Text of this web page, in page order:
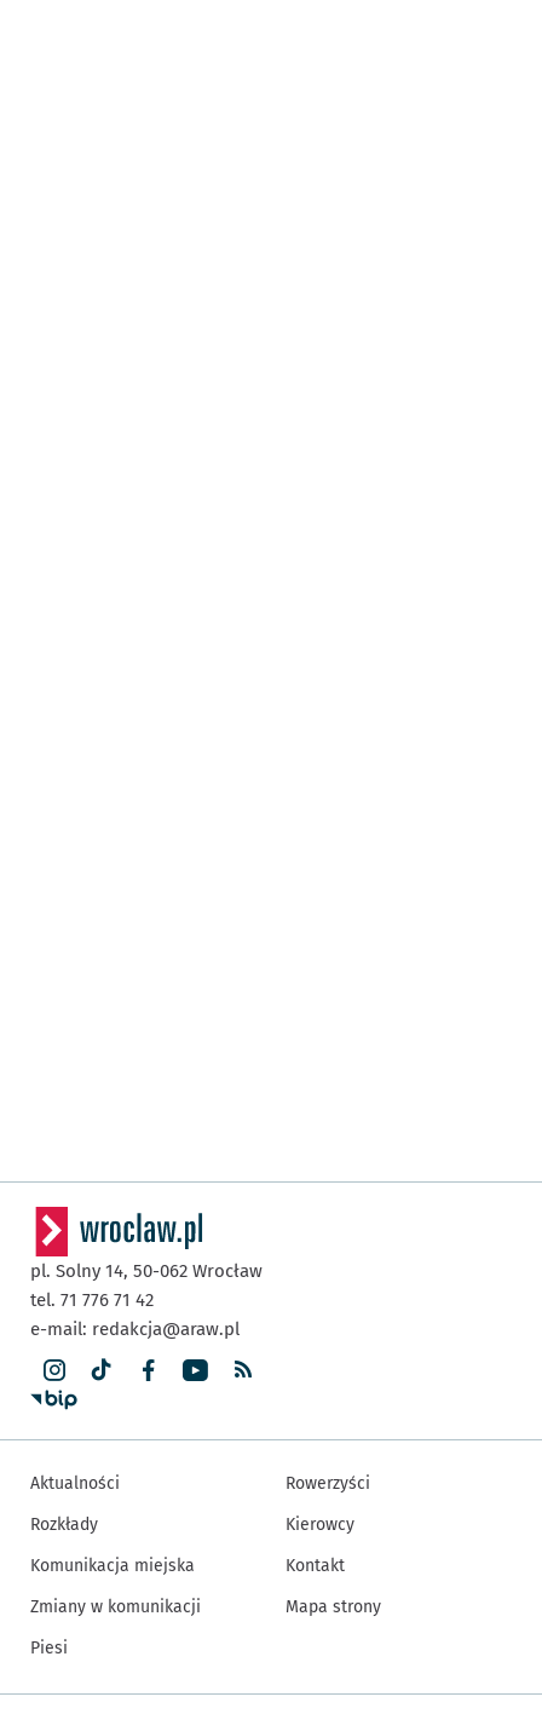
pl. Solny 14, 50-062 Wrocław
tel. 71 776 71 42
e-mail: redakcja@araw.pl
Aktualności
Rozkłady
Komunikacja miejska
Zmiany w komunikacji
Piesi
Rowerzyści
Kierowcy
Kontakt
Mapa strony